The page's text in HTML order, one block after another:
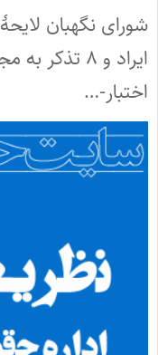
ایراد و ۸
اختبار-…